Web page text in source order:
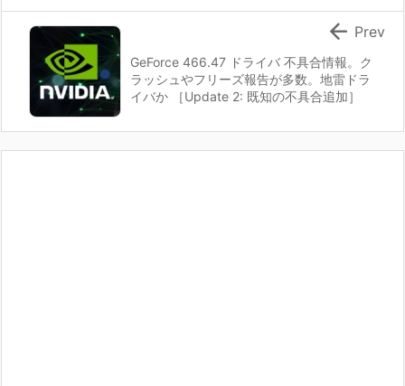
GeForce 466.47 ドライバ 不具合情報。ク
ラッシュやフリーズ報告が多数。地雷ドラ
イバか ［Update 2: 既知の不具合追加］
 Prev